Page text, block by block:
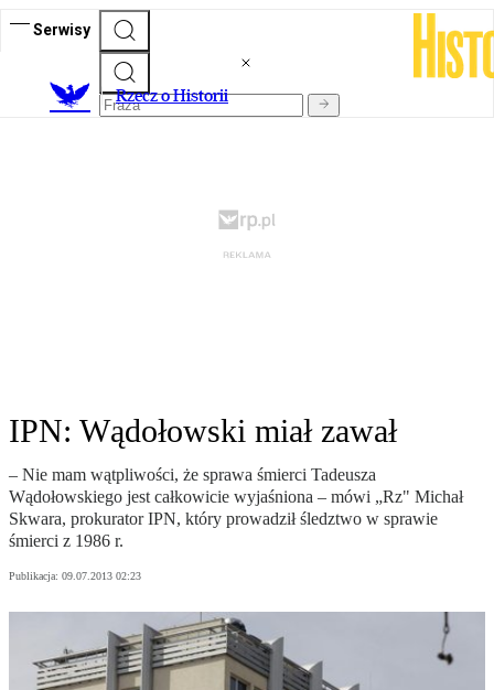
Serwisy
Rzecz o Historii
IPN: Wądołowski miał zawał
– Nie mam wątpliwości, że sprawa śmierci Tadeusza
Wądołowskiego jest całkowicie wyjaśniona – mówi „Rz" Michał
Skwara, prokurator IPN, który prowadził śledztwo w sprawie
śmierci z 1986 r.
Publikacja: 09.07.2013 02:23